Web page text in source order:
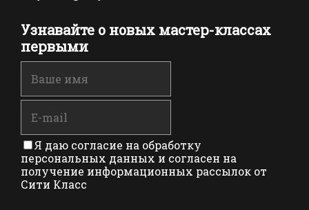
Узнавайте о новых мастер-классах
первыми
Я даю согласие на обработку
персональных данных и согласен на
получение информационных рассылок от
Сити Класс